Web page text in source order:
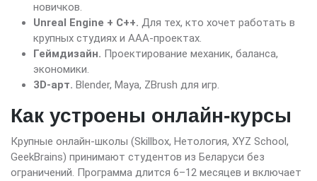
новичков.
Unreal Engine + C++. Для тех, кто хочет работать в
крупных студиях и AAA-проектах.
Геймдизайн. Проектирование механик, баланса,
экономики.
3D-арт. Blender, Maya, ZBrush для игр.
Как устроены онлайн-курсы
Крупные онлайн-школы (Skillbox, Нетология, XYZ School,
GeekBrains) принимают студентов из Беларуси без
ограничений. Программа длится 6–12 месяцев и включает